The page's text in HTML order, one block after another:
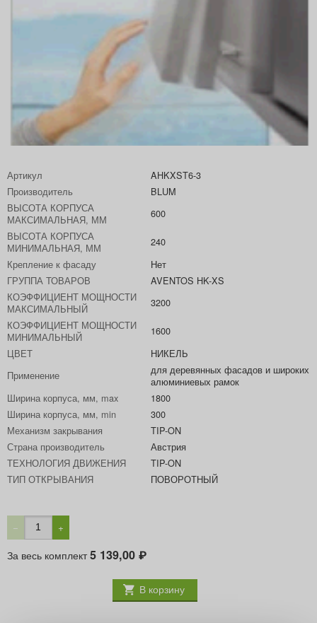
Артикул
AHKXST6-3
Производитель
BLUM
ВЫСОТА КОРПУСА
МАКСИМАЛЬНАЯ, ММ
600
ВЫСОТА КОРПУСА
МИНИМАЛЬНАЯ, ММ
240
Крепление к фасаду
Нет
ГРУППА ТОВАРОВ
AVENTOS HK-XS
КОЭФФИЦИЕНТ МОЩНОСТИ
МАКСИМАЛЬНЫЙ
3200
КОЭФФИЦИЕНТ МОЩНОСТИ
МИНИМАЛЬНЫЙ
1600
ЦВЕТ
НИКЕЛЬ
Применение
для деревянных фасадов и широких
алюминиевых рамок
Ширина корпуса, мм, max
1800
Ширина корпуса, мм, min
300
Механизм закрывания
TIP-ON
Страна производитель
Австрия
ТЕХНОЛОГИЯ ДВИЖЕНИЯ
TIP-ON
ТИП ОТКРЫВАНИЯ
ПОВОРОТНЫЙ
− +
За весь комплект5 139,00 ₽
В корзину